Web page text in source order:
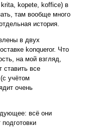
kopete, koffice) в
там вообще много
история.
в двух
konqueror. Что
на мой взгляд,
ставить все
учётом
очень
всё они